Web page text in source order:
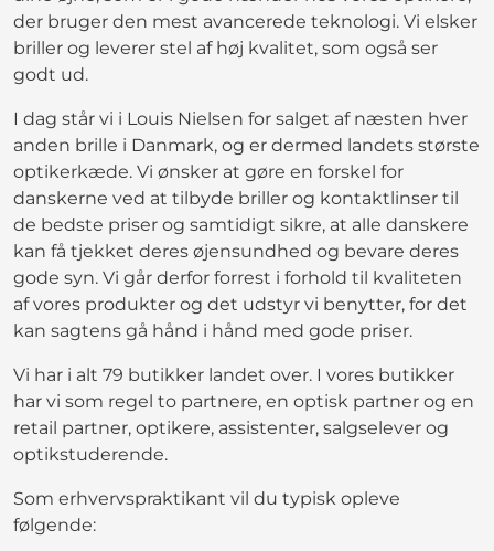
der bruger den mest avancerede teknologi. Vi elsker
briller og leverer stel af høj kvalitet, som også ser
godt ud.
I dag står vi i Louis Nielsen for salget af næsten hver
anden brille i Danmark, og er dermed landets største
optikerkæde. Vi ønsker at gøre en forskel for
danskerne ved at tilbyde briller og kontaktlinser til
de bedste priser og samtidigt sikre, at alle danskere
kan få tjekket deres øjensundhed og bevare deres
gode syn. Vi går derfor forrest i forhold til kvaliteten
af vores produkter og det udstyr vi benytter, for det
kan sagtens gå hånd i hånd med gode priser.
Vi har i alt 79 butikker landet over. I vores butikker
har vi som regel to partnere, en optisk partner og en
retail partner, optikere, assistenter, salgselever og
optikstuderende.
Som erhvervspraktikant vil du typisk opleve
følgende: